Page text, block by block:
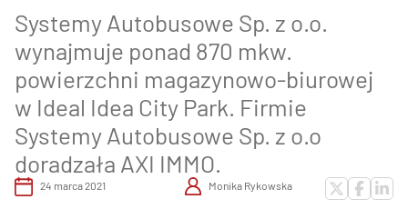
Systemy Autobusowe Sp. z o.o.
wynajmuje ponad 870 mkw.
powierzchni magazynowo-biurowej
w Ideal Idea City Park. Firmie
Systemy Autobusowe Sp. z o.o
doradzała AXI IMMO.
24 marca 2021 Monika Rykowska